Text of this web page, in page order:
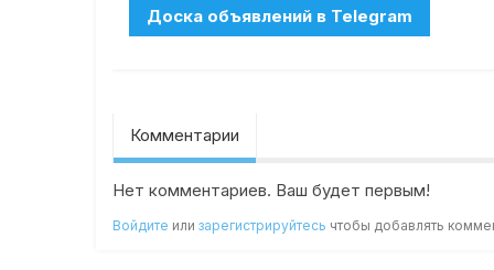
Комментарии
Нет комментариев. Ваш будет первым!
Войдите илизарегистрируйтесь чтобы добавлять